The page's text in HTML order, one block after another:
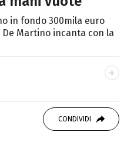
in fondo 300mila euro
Martino incanta con la
musica e cultura. Sto
CONDIVIDI